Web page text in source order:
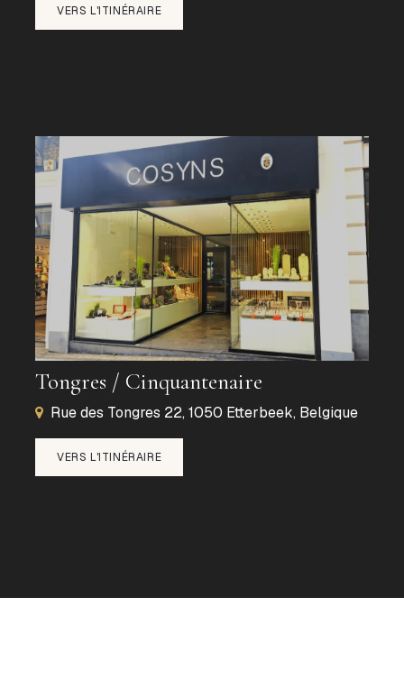
VERS L'ITINÉRAIRE
Tongres / Cinquantenaire
Rue des Tongres 22, 1050 Etterbeek, Belgique
VERS L'ITINÉRAIRE